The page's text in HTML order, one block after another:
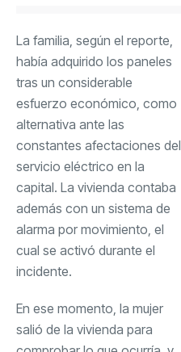
La familia, según el reporte,
había adquirido los paneles
tras un considerable
esfuerzo económico, como
alternativa ante las
constantes afectaciones del
servicio eléctrico en la
capital. La vivienda contaba
además con un sistema de
alarma por movimiento, el
cual se activó durante el
incidente.
En ese momento, la mujer
salió de la vivienda para